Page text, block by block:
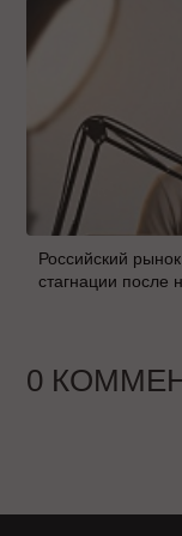
Российский
стагнации после
0